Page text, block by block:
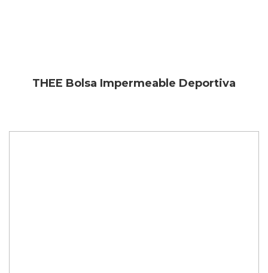
THEE Bolsa Impermeable Deportiva